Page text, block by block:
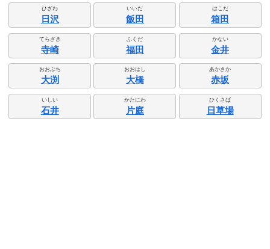
ひざわ
日沢
いいだ
飯田
はこだ
箱田
てらざき
寺崎
ふくだ
福田
かない
金井
おおぶち
大渕
おおはし
大橋
あかさか
赤坂
いしい
石井
かたにわ
片庭
ひくさば
日草場